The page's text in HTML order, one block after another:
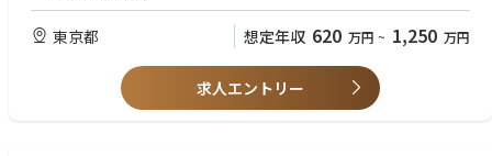
・業務監査G：30名
・リスク管理監査G：30名
・IT監査G：30名
【得られるスキル】
・高い問題解決力、柔軟性、適応力
・関係者との折衝を通じたリレーションシップ、コミュニケーション能
力、プロジェクトマネジメント
【歓迎】
・高度なタスクを複数並行して取り組むための高い問題解決力や俯瞰力
・エクセルやPythonなどを用いたデータ分析、分析をわかりやすくアウト
プットするスキル
・プレゼン作成スキル
東京都 想定年収 620 万円 ~ 1,250 万円
求人エントリー